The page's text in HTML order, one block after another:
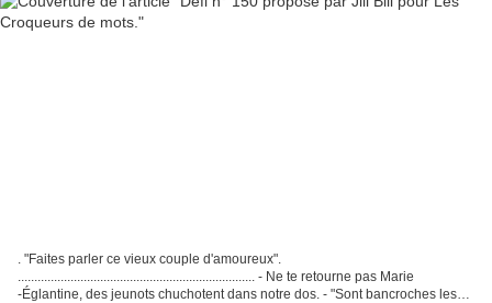
. "Faites parler ce vieux couple d'amoureux".
........................................................................ - Ne te retourne pas Marie
-Églantine, des jeunots chuchotent dans notre dos. - "Sont bancroches les